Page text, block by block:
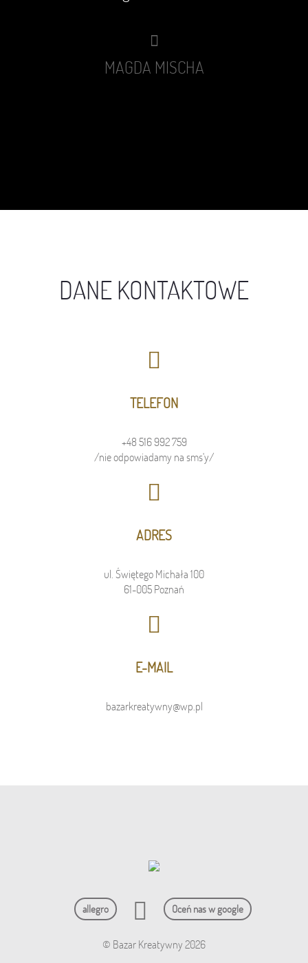
MAGDA MISCHA
DANE KONTAKTOWE
TELEFON
+48 516 992 759
/nie odpowiadamy na sms'y/
ADRES
ul. Świętego Michała 100
61-005 Poznań
E-MAIL
bazarkreatywny@wp.pl
allegro Oceń nas w google
© Bazar Kreatywny 2026